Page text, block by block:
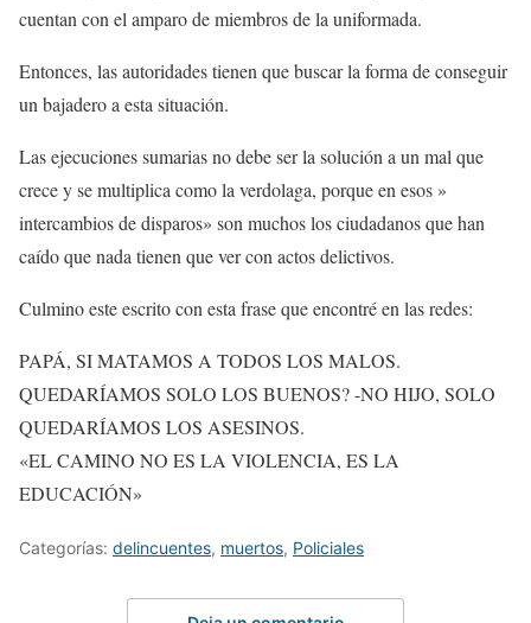
cuentan con el amparo de miembros de la uniformada.
Entonces, las autoridades tienen que buscar la forma de conseguir
un bajadero a esta situación.
Las ejecuciones sumarias no debe ser la solución a un mal que
crece y se multiplica como la verdolaga, porque en esos »
intercambios de disparos» son muchos los ciudadanos que han
caído que nada tienen que ver con actos delictivos.
Culmino este escrito con esta frase que encontré en las redes:
PAPÁ, SI MATAMOS A TODOS LOS MALOS.
QUEDARÍAMOS SOLO LOS BUENOS? -NO HIJO, SOLO
QUEDARÍAMOS LOS ASESINOS.
«EL CAMINO NO ES LA VIOLENCIA, ES LA
EDUCACIÓN»
Categorías: delincuentes, muertos, Policiales